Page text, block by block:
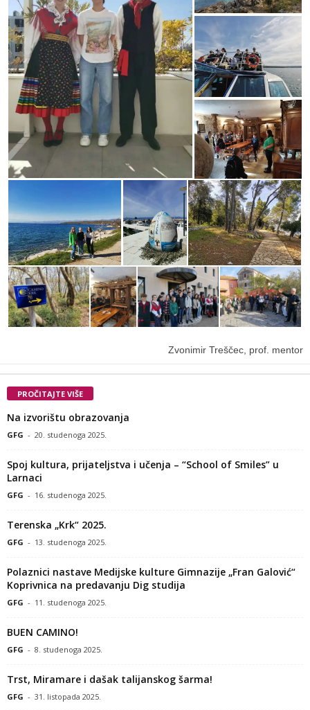
Zvonimir Treščec, prof. mentor
PROČITAJTE VIŠE
Na izvorištu obrazovanja
GFG - 20. studenoga 2025.
Spoj kultura, prijateljstva i učenja – “School of Smiles” u
Larnaci
GFG - 16. studenoga 2025.
Terenska „Krk“ 2025.
GFG - 13. studenoga 2025.
Polaznici nastave Medijske kulture Gimnazije „Fran Galović“
Koprivnica na predavanju Dig studija
GFG - 11. studenoga 2025.
BUEN CAMINO!
GFG - 8. studenoga 2025.
Trst, Miramare i dašak talijanskog šarma!
GFG - 31. listopada 2025.